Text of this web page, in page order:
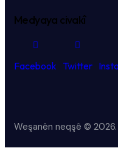
Medyaya civakî
Facebook Twitter
Weşanên neqşê © 2026.